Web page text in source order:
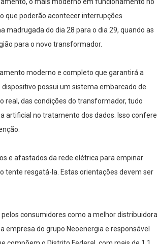
que poderão acontecer interrupções
do dia 28 para o dia 29, quando as
para o novo transformador.
moderno e completo que garantirá a
possui um sistema embarcado de
real, das condições do transformador, tudo
artificial no tratamento dos dados. Isso confere
e afastados da rede elétrica para empinar
tente resgatá-la. Estas orientações devem ser
pelos consumidores como a melhor distribuidora
empresa do grupo Neoenergia e responsável